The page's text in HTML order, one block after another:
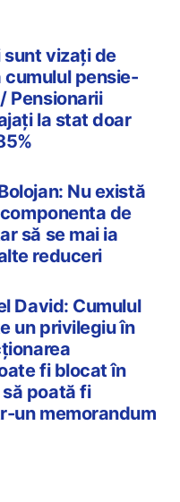
sunt vizați de
cumulul pensie-
Pensionarii
la stat doar
Nu există
de
să se mai ia
reduceri
David: Cumulul
un privilegiu în
fi blocat în
poată fi
un memorandum